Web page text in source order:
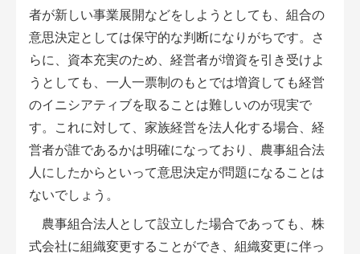
ログイン
者が新しい事業展開などをしようとしても、組合の
意思決定としては保守的な判断になりがちです。さ
らに、資本充実のため、経営者が増資を引き受けよ
うとしても、一人一票制のもとでは増資しても経営
のイニシアティブを取ることは難しいのが現実で
す。これに対して、家族経営を法人化する場合、経
営者が誰であるかは明確になっており、農事組合法
人にしたからといって意思決定が問題になることは
ないでしょう。
農事組合法人として設立した場合であっても、株
式会社に組織変更することができ、組織変更に伴っ